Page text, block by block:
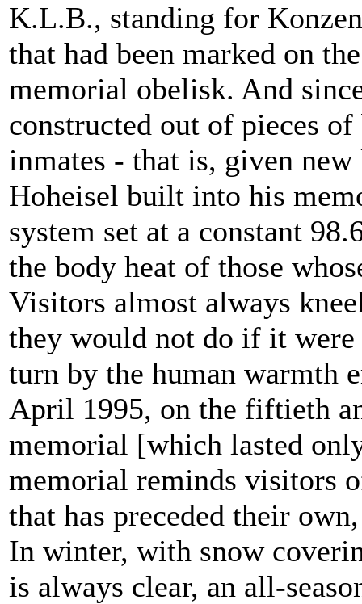
K.L.B., standing for
that had been marked on
memorial obelisk. And
constructed out of pieces
inmates - that is, given
Hoheisel built into his
system set at a constant
the body heat of those
Visitors almost always
they would not do if it were
turn by the human warmth
April 1995, on the fiftieth
memorial [which lasted
memorial reminds visitors
that has preceded their
In winter, with snow
is always clear, an all-